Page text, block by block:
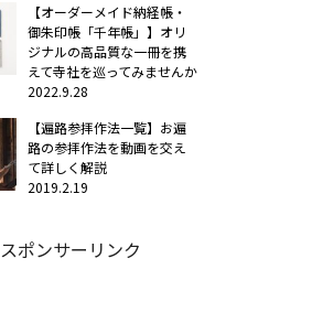
【オーダーメイド納経帳・
御朱印帳「千年帳」】オリ
ジナルの高品質な一冊を携
えて寺社を巡ってみませんか
2022.9.28
【遍路参拝作法一覧】お遍
路の参拝作法を動画を交え
て詳しく解説
2019.2.19
スポンサーリンク